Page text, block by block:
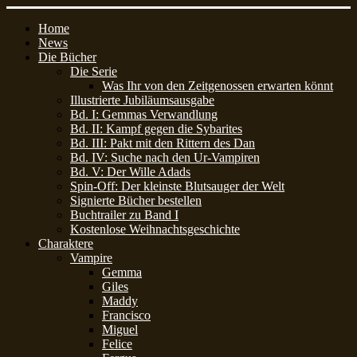
Home
News
Die Bücher
Die Serie
Was Ihr von den Zeitgenossen erwarten könnt
Illustrierte Jubiläumsausgabe
Bd. I: Gemmas Verwandlung
Bd. II: Kampf gegen die Sybarites
Bd. III: Pakt mit den Rittern des Dan
Bd. IV: Suche nach den Ur-Vampiren
Bd. V: Der Wille Adads
Spin-Off: Der kleinste Blutsauger der Welt
Signierte Bücher bestellen
Buchtrailer zu Band I
Kostenlose Weihnachtsgeschichte
Charaktere
Vampire
Gemma
Giles
Maddy
Francisco
Miguel
Felice